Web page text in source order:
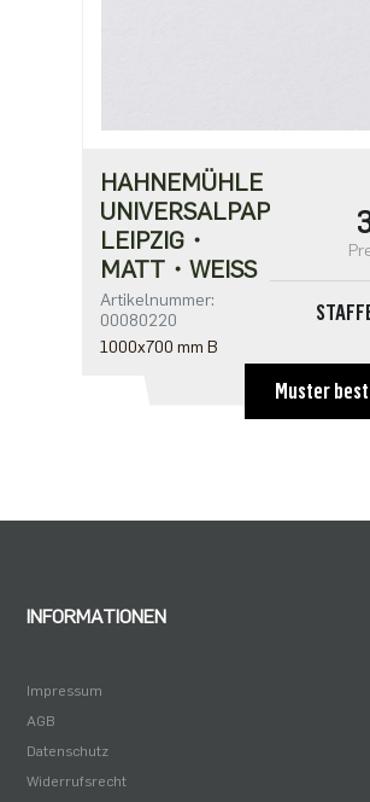
HAHNEMÜHLE
UNIVERSALPAPIER
LEIPZIG・
MATT・WEISS
Artikelnummer:
00080220
1000x700 mm B
Muster
INFORMATIONEN
Impressum
AGB
Datenschutz
Widerrufsrecht